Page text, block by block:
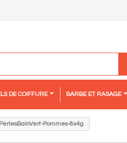
DE COIFFURE BARBE ET RASAGE
PerlesBainVert-Pommes-8x4g